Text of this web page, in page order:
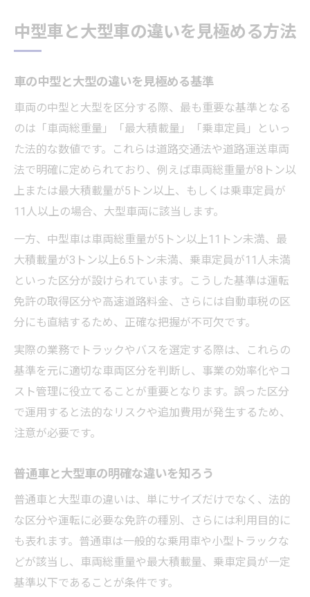
中型車と大型車の違いを見極める方法
車の中型と大型の違いを見極める基準
車両の中型と大型を区分する際、最も重要な基準となる
のは「車両総重量」「最大積載量」「乗車定員」といっ
た法的な数値です。これらは道路交通法や道路運送車両
法で明確に定められており、例えば車両総重量が8トン以
上または最大積載量が5トン以上、もしくは乗車定員が
11人以上の場合、大型車両に該当します。
一方、中型車は車両総重量が5トン以上11トン未満、最
大積載量が3トン以上6.5トン未満、乗車定員が11人未満
といった区分が設けられています。こうした基準は運転
免許の取得区分や高速道路料金、さらには自動車税の区
分にも直結するため、正確な把握が不可欠です。
実際の業務でトラックやバスを選定する際は、これらの
基準を元に適切な車両区分を判断し、事業の効率化やコ
スト管理に役立てることが重要となります。誤った区分
で運用すると法的なリスクや追加費用が発生するため、
注意が必要です。
普通車と大型車の明確な違いを知ろう
普通車と大型車の違いは、単にサイズだけでなく、法的
な区分や運転に必要な免許の種別、さらには利用目的に
も表れます。普通車は一般的な乗用車や小型トラックな
どが該当し、車両総重量や最大積載量、乗車定員が一定
基準以下であることが条件です。